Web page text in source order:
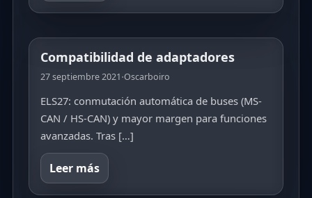
Compatibilidad de adaptadores
27 septiembre 2021·Oscarboiro
ELS27: conmutación automática de buses (MS-
CAN / HS-CAN) y mayor margen para funciones
avanzadas. Tras […]
Leer más